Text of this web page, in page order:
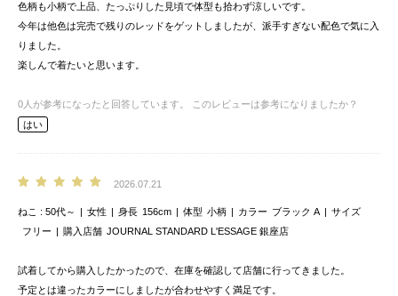
色柄も小柄で上品、たっぷりした見頃で体型も拾わず涼しいです。
今年は他色は完売で残りのレッドをゲットしましたが、派手すぎない配色で気に入
りました。
楽しんで着たいと思います。
0 人が参考になったと回答しています。
このレビューは参考になりましたか？
はい
2026.07.21
ねこ 50代～ 女性 身長 156cm 体型 小柄 カラー ブラック A
サイズ
フリー
購入店舗 JOURNAL STANDARD L'ESSAGE 銀座店
試着してから購入したかったので、在庫を確認して店舗に行ってきました。
予定とは違ったカラーにしましたが合わせやすく満足です。